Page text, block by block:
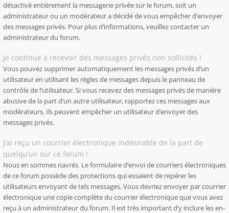
désactivé entièrement la messagerie privée sur le forum, soit un
administrateur ou un modérateur a décidé de vous empêcher d’envoyer
des messages privés. Pour plus d’informations, veuillez contacter un
administrateur du forum.
Je continue à recevoir des messages privés non sollicités !
Vous pouvez supprimer automatiquement les messages privés d’un
utilisateur en utilisant les règles de messages depuis le panneau de
contrôle de l’utilisateur. Si vous recevez des messages privés de manière
abusive de la part d’un autre utilisateur, rapportez ces messages aux
modérateurs. Ils peuvent empêcher un utilisateur d’envoyer des
messages privés.
J’ai reçu un courrier électronique indésirable de la part de
quelqu’un sur ce forum !
Nous en sommes navrés. Le formulaire d’envoi de courriers électroniques
de ce forum possède des protections qui essaient de repérer les
utilisateurs envoyant de tels messages. Vous devriez envoyer par courrier
électronique une copie complète du courrier électronique que vous avez
reçu à un administrateur du forum. Il est très important d’y inclure les en-